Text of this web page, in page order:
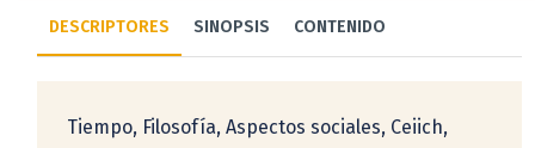
DESCRIPTORES SINOPSIS CONTENIDO
Tiempo, Filosofía, Aspectos sociales, Ceiich,